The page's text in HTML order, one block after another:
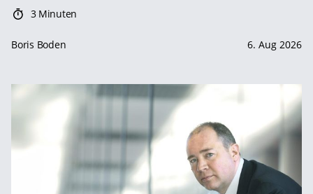
3 Minuten
Boris Boden 6. Aug 2026